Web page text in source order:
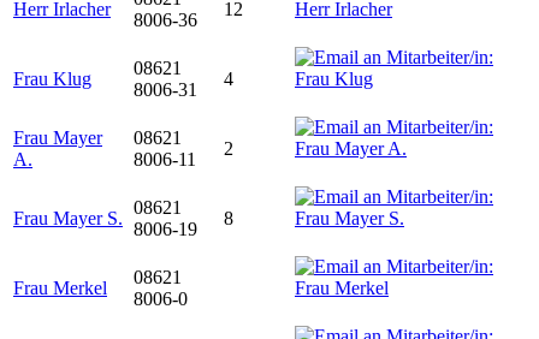
Herr Irlacher
8006-36
12
Frau Klug
08621
8006-31
4
Frau Mayer
A.
08621
8006-11
2
Frau Mayer S.
08621
8006-19
8
Frau Merkel
08621
8006-0